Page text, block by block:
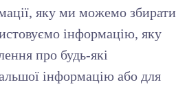
яку ми можемо збирати
інформацію, яку
про будь-які
інформацію або для